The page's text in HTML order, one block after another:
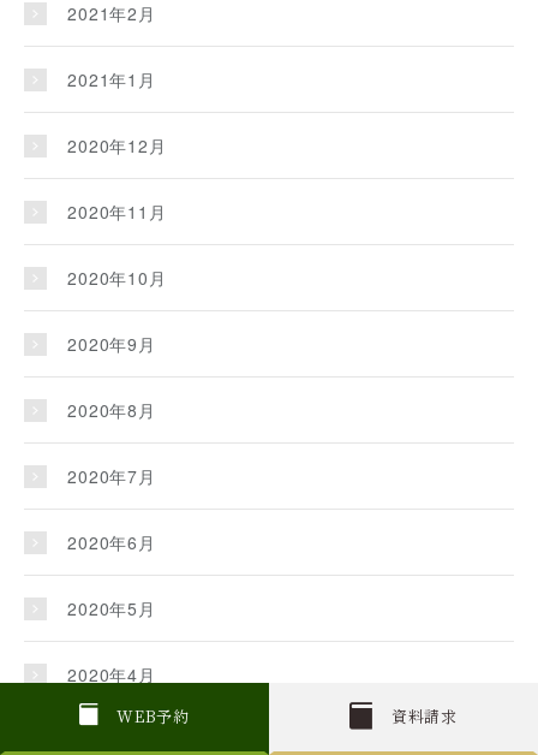
W EB予約 資料請求
2021年2月
2021年1月
2020年12月
2020年11月
2020年10月
2020年9月
2020年8月
2020年7月
2020年6月
2020年5月
2020年4月